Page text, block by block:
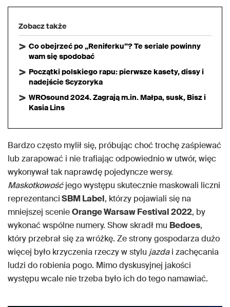
Zobacz także
Co obejrzeć po „Reniferku”? Te seriale powinny
wam się spodobać
Początki polskiego rapu: pierwsze kasety, dissy i
nadejście Scyzoryka
WROsound 2024. Zagrają m.in. Małpa, susk, Bisz i
Kasia Lins
Bardzo często mylił się, próbując choć trochę zaśpiewać
lub zarapować i nie trafiając odpowiednio w utwór, więc
wykonywał tak naprawdę pojedyncze wersy.
Maskotkowośćjego występu skutecznie maskowali liczni
reprezentanciSBM Label, którzy pojawiali się na
mniejszej scenieOrange Warsaw Festival 2022, by
wykonać wspólne numery. Show skradł mu Bedoes,
który przebrał się za wróżkę. Ze strony gospodarza dużo
więcej było krzyczenia rzeczy w stylu jazdai zachęcania
ludzi do robienia pogo. Mimo dyskusyjnej jakości
występu wcale nie trzeba było ich do tego namawiać.